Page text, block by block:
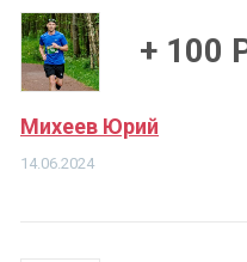
Михеев Юрий
14.06.2024
+ 100